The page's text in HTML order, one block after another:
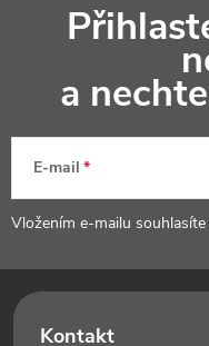
a
a
E-mail
Vložením e-mailu souhlasíte